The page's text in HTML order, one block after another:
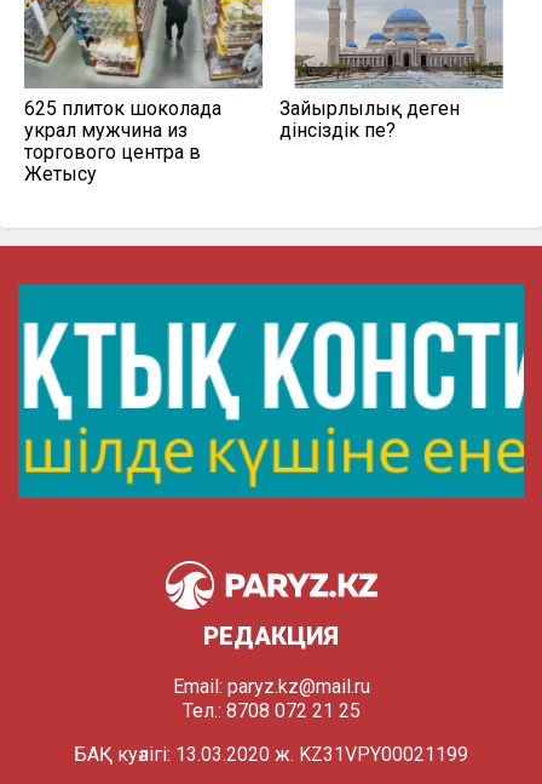
625 плиток шоколада
украл мужчина из
торгового центра в
Жетысу
Зайырлылық деген
дінсіздік пе?
РЕДАКЦИЯ
Email: paryz.kz@mail.ru
Тел.: 8708 072 21 25
БАҚ куәлігі: 13.03.2020 ж. KZ31VPY00021199